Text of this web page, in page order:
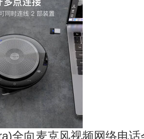
全向麦克风视频网络电